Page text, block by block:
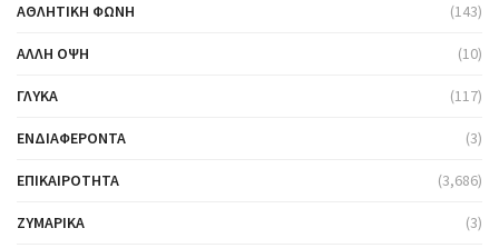
ΑΘΛΗΤΙΚΉ ΦΩΝΉ (143)
ΆΛΛΗ ΌΨΗ (10)
ΓΛΥΚΆ (117)
ΕΝΔΙΑΦΈΡΟΝΤΑ (3)
ΕΠΙΚΑΙΡΌΤΗΤΑ (3,686)
ΖΥΜΑΡΙΚΆ (3)